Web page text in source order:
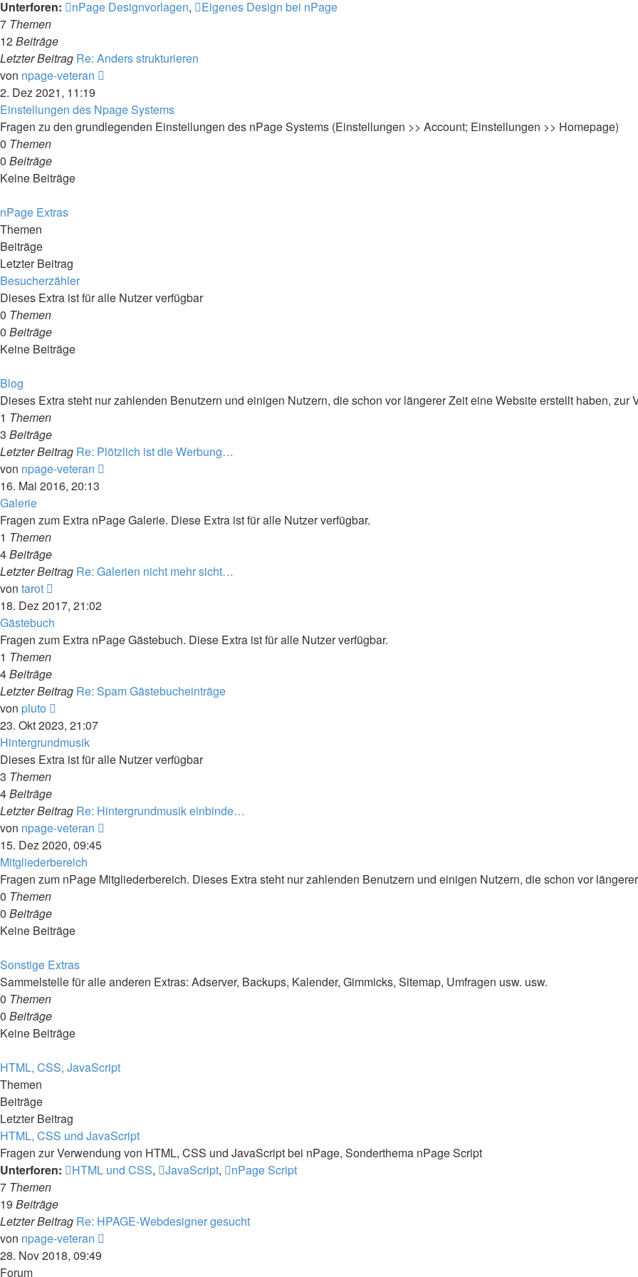
Unterforen:
nPage Designvorlagen,
Eigenes Design bei nPage
7 Themen
12Beiträge
Letzter Beitrag Re: Anders strukturieren
von npage-veteran
2. Dez 2021, 11:19
Einstellungen des Npage Systems
Fragen zu den grundlegenden Einstellungen des nPage Systems (Einstellungen >> Account; Einstellungen >> Homepage)
0 Themen
0 Beiträge
Keine Beiträge
nPage Extras
Themen
Beiträge
Letzter Beitrag
Besucherzähler
Dieses Extra ist für alle Nutzer verfügbar
0 Themen
0 Beiträge
Keine Beiträge
Blog
Dieses Extra steht nur zahlenden Benutzern und einigen Nutzern, die schon vor längerer Zeit eine Website erstellt haben, zur
1 Themen
3 Beiträge
Letzter Beitrag Re: Plötzlich ist die Werbung…
von npage-veteran
16. Mai 2016, 20:13
Galerie
Fragen zum Extra nPage Galerie. Diese Extra ist für alle Nutzer verfügbar.
1 Themen
4Beiträge
Letzter Beitrag Re: Galerien nicht mehr sicht…
von tarot
Beitrag
18. Dez 2017, 21:02
Gästebuch
Fragen zum Extra nPage Gästebuch. Diese Extra ist für alle Nutzer verfügbar.
1 Themen
4Beiträge
Letzter Beitrag Re: Spam Gästebucheinträge
von pluto
Beitrag
23. Okt 2023, 21:07
Hintergrundmusik
Dieses Extra ist für alle Nutzer verfügbar
3 Themen
4Beiträge
Letzter Beitrag Re: Hintergrundmusik einbinde…
von npage-veteran
15. Dez 2020, 09:45
Mitgliederbereich
Fragen zum nPage Mitgliederbereich. Dieses Extra steht nur zahlenden Benutzern und einigen Nutzern, die schon vor
0 Themen
0 Beiträge
Keine Beiträge
Sonstige Extras
Sammelstelle für alle anderen Extras: Adserver, Backups, Kalender, Gimmicks, Sitemap, Umfragen usw. usw.
0 Themen
0 Beiträge
Keine Beiträge
HTML, CSS, JavaScript
Themen
Beiträge
Letzter Beitrag
HTML, CSS und JavaScript
Fragen zur Verwendung von HTML, CSS und JavaScript bei nPage, Sonderthema nPage Script
Unterforen:
HTML und CSS, JavaScript,
nPage Script
7 Themen
19 Beiträge
Letzter Beitrag Re: HPAGE-Webdesigner gesucht
von npage-veteran
28. Nov 2018, 09:49
Forum